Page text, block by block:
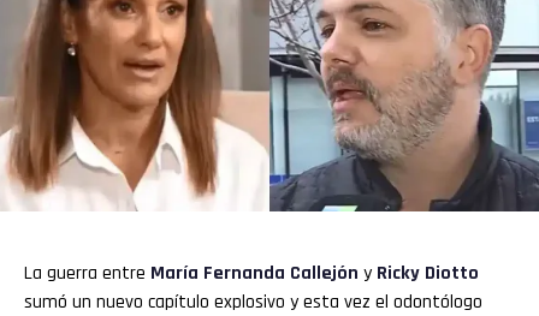
La guerra entre María Fernanda Callejón y Ricky Diotto
sumó un nuevo capítulo explosivo y esta vez el odontólogo